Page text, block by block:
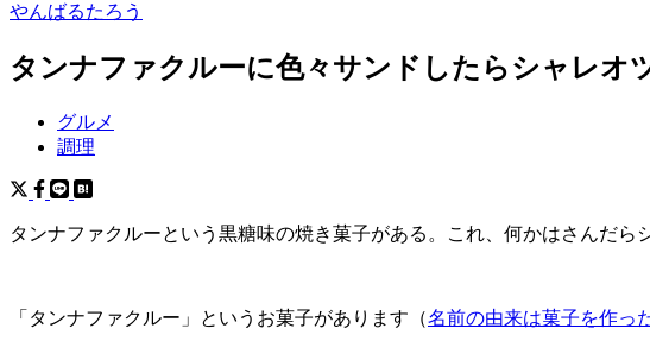
やんばるたろう
タンナファクルーに色々サンドしたらシャレオ
グルメ
調理
タンナファクルーという黒糖味の焼き菓子がある。これ、何かはさんだ
「タンナファクルー」というお菓子があります（名前の由来は菓子を作っ